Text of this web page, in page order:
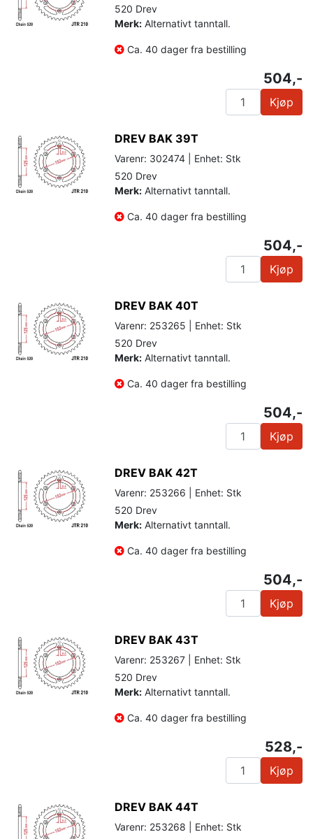
520 Drev
Merk: Alternativt tanntall.
Ca. 40 dager fra bestilling
504,-
Kjøp
DREV BAK 39T
Varenr: 302474 | Enhet: Stk
520 Drev
Merk: Alternativt tanntall.
Ca. 40 dager fra bestilling
504,-
Kjøp
DREV BAK 40T
Varenr: 253265 | Enhet: Stk
520 Drev
Merk: Alternativt tanntall.
Ca. 40 dager fra bestilling
504,-
Kjøp
DREV BAK 42T
Varenr: 253266 | Enhet: Stk
520 Drev
Merk: Alternativt tanntall.
Ca. 40 dager fra bestilling
504,-
Kjøp
DREV BAK 43T
Varenr: 253267 | Enhet: Stk
520 Drev
Merk: Alternativt tanntall.
Ca. 40 dager fra bestilling
528,-
Kjøp
DREV BAK 44T
Varenr: 253268 | Enhet: Stk